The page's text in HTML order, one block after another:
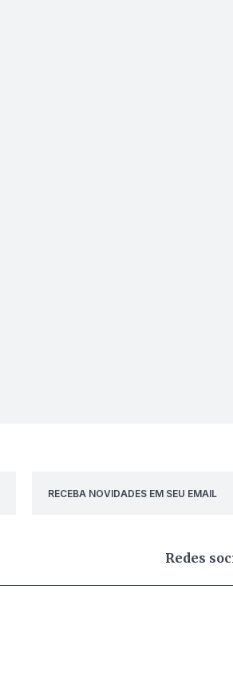
RECEBA NOVIDADES EM SEU EMAIL
Redes